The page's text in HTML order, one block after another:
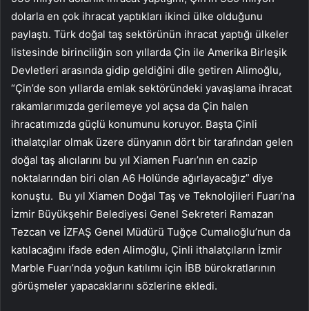
dolarla en çok ihracat yaptıkları ikinci ülke olduğunu
paylaştı. Türk doğal taş sektörünün ihracat yaptığı ülkeler
listesinde birinciliğin son yıllarda Çin ile Amerika Birleşik
Devletleri arasında gidip geldiğini dile getiren Alimoğlu,
“Çin’de son yıllarda emlak sektöründeki yavaşlama ihracat
rakamlarımızda gerilemeye yol açsa da Çin halen
ihracatımızda güçlü konumunu koruyor. Başta Çinli
ithalatçılar olmak üzere dünyanın dört bir tarafından gelen
doğal taş alıcılarını bu yıl Xiamen Fuarı’nın en cazip
noktalarından biri olan A6 Holünde ağırlayacağız” diye
konuştu. Bu yıl Xiamen Doğal Taş ve Teknolojileri Fuarı’na
İzmir Büyükşehir Belediyesi Genel Sekreteri Ramazan
Tezcan ve İZFAŞ Genel Müdürü Tuğçe Cumalıoğlu’nun da
katılacağını ifade eden Alimoğlu, Çinli ithalatçıların İzmir
Marble Fuarı’nda yoğun katılımı için İBB bürokratlarının
görüşmeler yapacaklarını sözlerine ekledi.